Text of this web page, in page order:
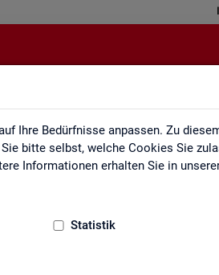
Ihre Bedürfnisse anpassen. Zu
bitte selbst, welche Cookies Sie
Informationen erhalten Sie in
Statistik
Grundlagen